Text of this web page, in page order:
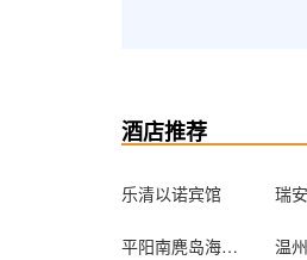
酒店推荐
乐清以诺宾馆 瑞
平阳南麂岛海宝渔家小院